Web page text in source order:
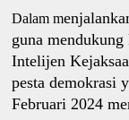
Dalam m
guna
Intelijen
pesta demokrasi
Februari 2024